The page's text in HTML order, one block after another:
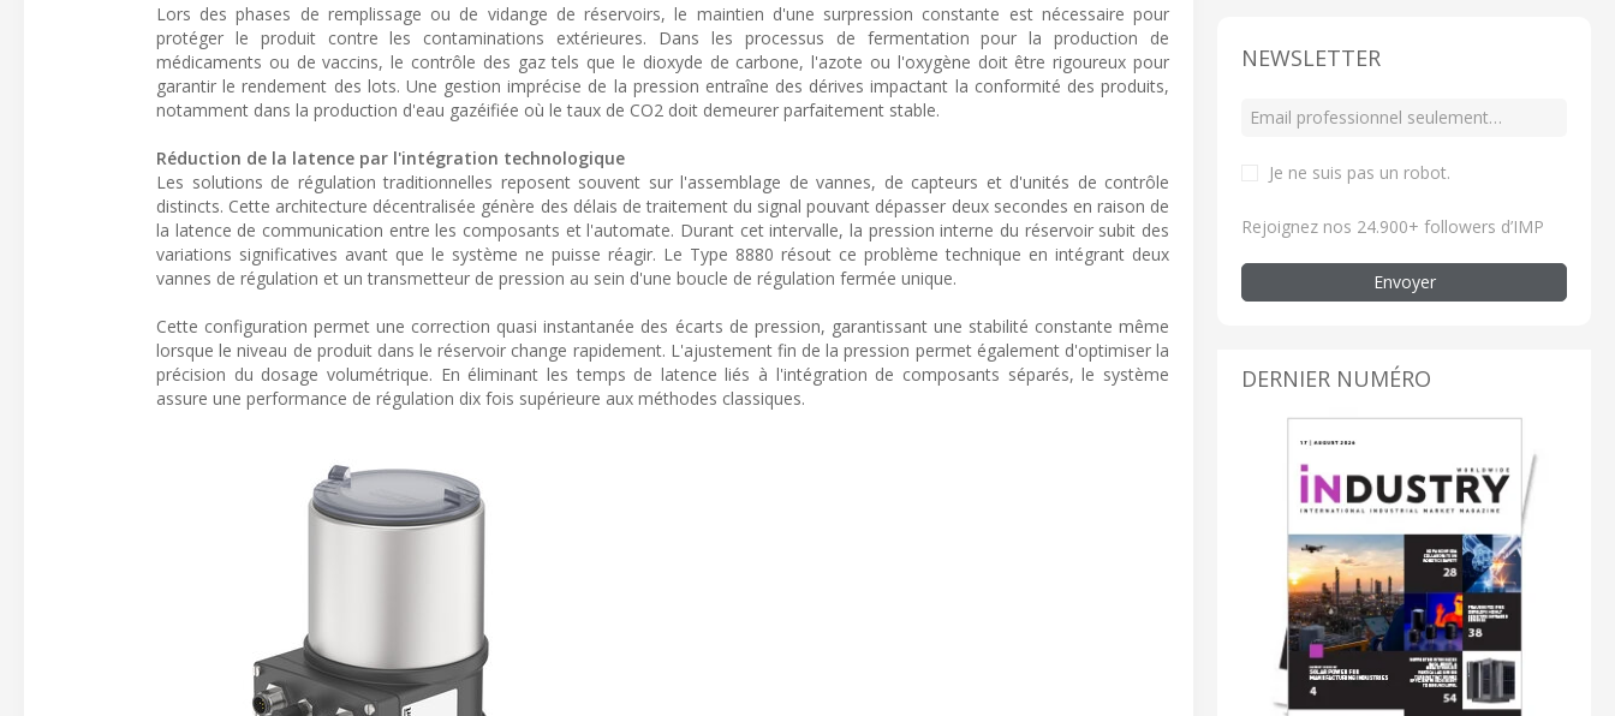
Lors des phases de remplissage ou de vidange de réservoirs, le maintien d'une surpression constante est nécessaire pour
protéger le produit contre les contaminations extérieures. Dans les processus de fermentation pour la production de
médicaments ou de vaccins, le contrôle des gaz tels que le dioxyde de carbone, l'azote ou l'oxygène doit être rigoureux pour
garantir le rendement des lots. Une gestion imprécise de la pression entraîne des dérives impactant la conformité des produits,
notamment dans la production d'eau gazéifiée où le taux de CO2 doit demeurer parfaitement stable.
Réduction de la latence par l'intégration technologique
Les solutions de régulation traditionnelles reposent souvent sur l'assemblage de vannes, de capteurs et d'unités de contrôle
distincts. Cette architecture décentralisée génère des délais de traitement du signal pouvant dépasser deux secondes en raison de
la latence de communication entre les composants et l'automate. Durant cet intervalle, la pression interne du réservoir subit des
variations significatives avant que le système ne puisse réagir. Le Type 8880 résout ce problème technique en intégrant deux
vannes de régulation et un transmetteur de pression au sein d'une boucle de régulation fermée unique.
Cette configuration permet une correction quasi instantanée des écarts de pression, garantissant une stabilité constante même
lorsque le niveau de produit dans le réservoir change rapidement. L'ajustement fin de la pression permet également d'optimiser la
précision du dosage volumétrique. En éliminant les temps de latence liés à l'intégration de composants séparés, le système
assure une performance de régulation dix fois supérieure aux méthodes classiques.
NEWSLETTER
Je ne suis pas un robot.
Rejoignez nos 24.900+ followers d’IMP
Envoyer
DERNIER NUMÉRO